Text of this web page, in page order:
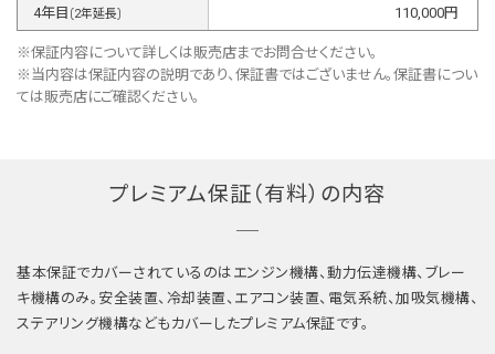
4年目 (2年延長) 110,000円
※保証内容について詳しくは販売店までお問合せください。
※当内容は保証内容の説明であり、保証書ではございません。保証書につい
ては販売店にご確認ください。
プレミアム保証（有料）の内容
基本保証でカバーされているのはエンジン機構、動力伝達機構、ブレー
キ機構のみ。安全装置、冷却装置、エアコン装置、電気系統、加吸気機構、
ステアリング機構などもカバーしたプレミアム保証です。